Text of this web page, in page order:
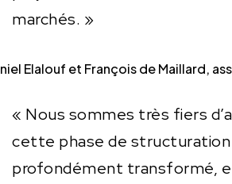
marchés. »
Elalouf et François de Maillard,
« Nous sommes très fiers
cette phase de structuration
profondément transformé,